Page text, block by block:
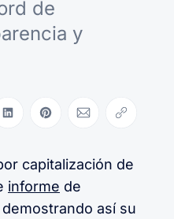
de
y
en Facebook
Compartir en LinkedIn
Compartir en Pinterest
Compartir via Email
Copiar link
capitalización de
informe de
así su